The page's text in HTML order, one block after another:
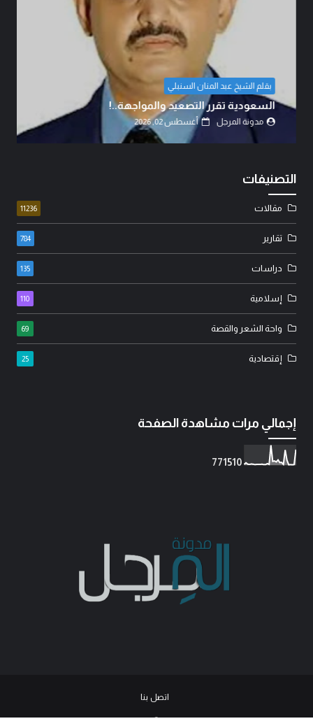
بقلم الشيخ عبد المنان السنبلي
السعودية تقرر التصعيد والمواجهة..!
مدونة المرجل أغسطس 02, 2026
التصنيفات
مقالات 11236
تقارير 784
دراسات 135
إسلامية 110
واحة الشعر والقصة 69
إقتصادية 25
إجمالي مرات مشاهدة الصفحة
77151 0
اتصل بنا